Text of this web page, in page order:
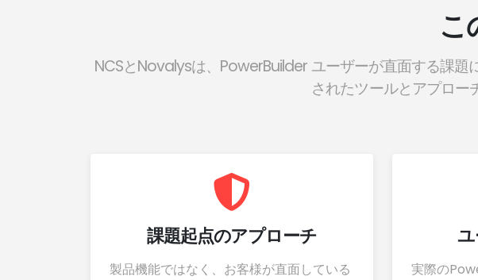
こ
NCSとNovalysは、PowerBuilder ユーザーが直面する課
されたツールとアプロー
課題起点のアプローチ
製品機能ではなく、お客様が直面している
実際の